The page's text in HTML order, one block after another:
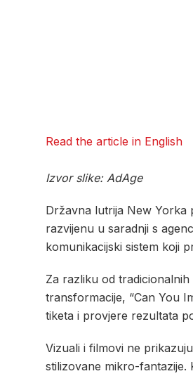
Read the article in English
Izvor slike: AdAge
Državna lutrija New Yorka
razvijenu u saradnji s
komunikacijski sistem koji
Za razliku od
transformacije, “Can You
tiketa i provjere rezultata
Vizuali i filmovi ne
stilizovane mikro-fantazije.